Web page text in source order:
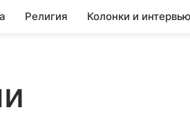
Религия Колонки и интервью